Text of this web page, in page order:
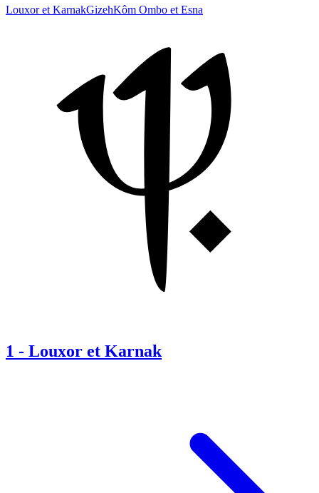
Louxor et KarnakGizehKôm Ombo et Esna
1 - Louxor et Karnak